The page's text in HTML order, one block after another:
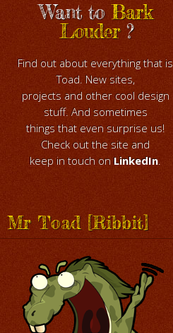
Want toBark
Louder?
Find out about everything that is
Toad. New sites,
projects and other cool design
stuff. And sometimes
things that even surprise us!
Check out the site and
keep in touch on LinkedIn.
Mr Toad [Ribbit]